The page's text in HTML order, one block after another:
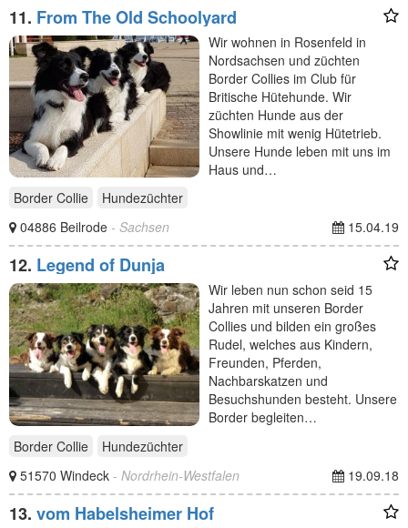
11. From The Old Schoolyard
Wir wohnen in Rosenfeld in
Nordsachsen und züchten
Border Collies im Club für
Britische Hütehunde. Wir
züchten Hunde aus der
Showlinie mit wenig Hütetrieb.
Unsere Hunde leben mit uns im
Haus und…
Border Collie
Hundezüchter
04886 Beilrode - Sachsen 15.04.19
12. Legend of Dunja
Wir leben nun schon seid 15
Jahren mit unseren Border
Collies und bilden ein großes
Rudel, welches aus Kindern,
Freunden, Pferden,
Nachbarskatzen und
Besuchshunden besteht. Unsere
Border begleiten…
Border Collie
Hundezüchter
51570 Windeck - Nordrhein-Westfalen 19.09.18
13. vom Habelsheimer Hof